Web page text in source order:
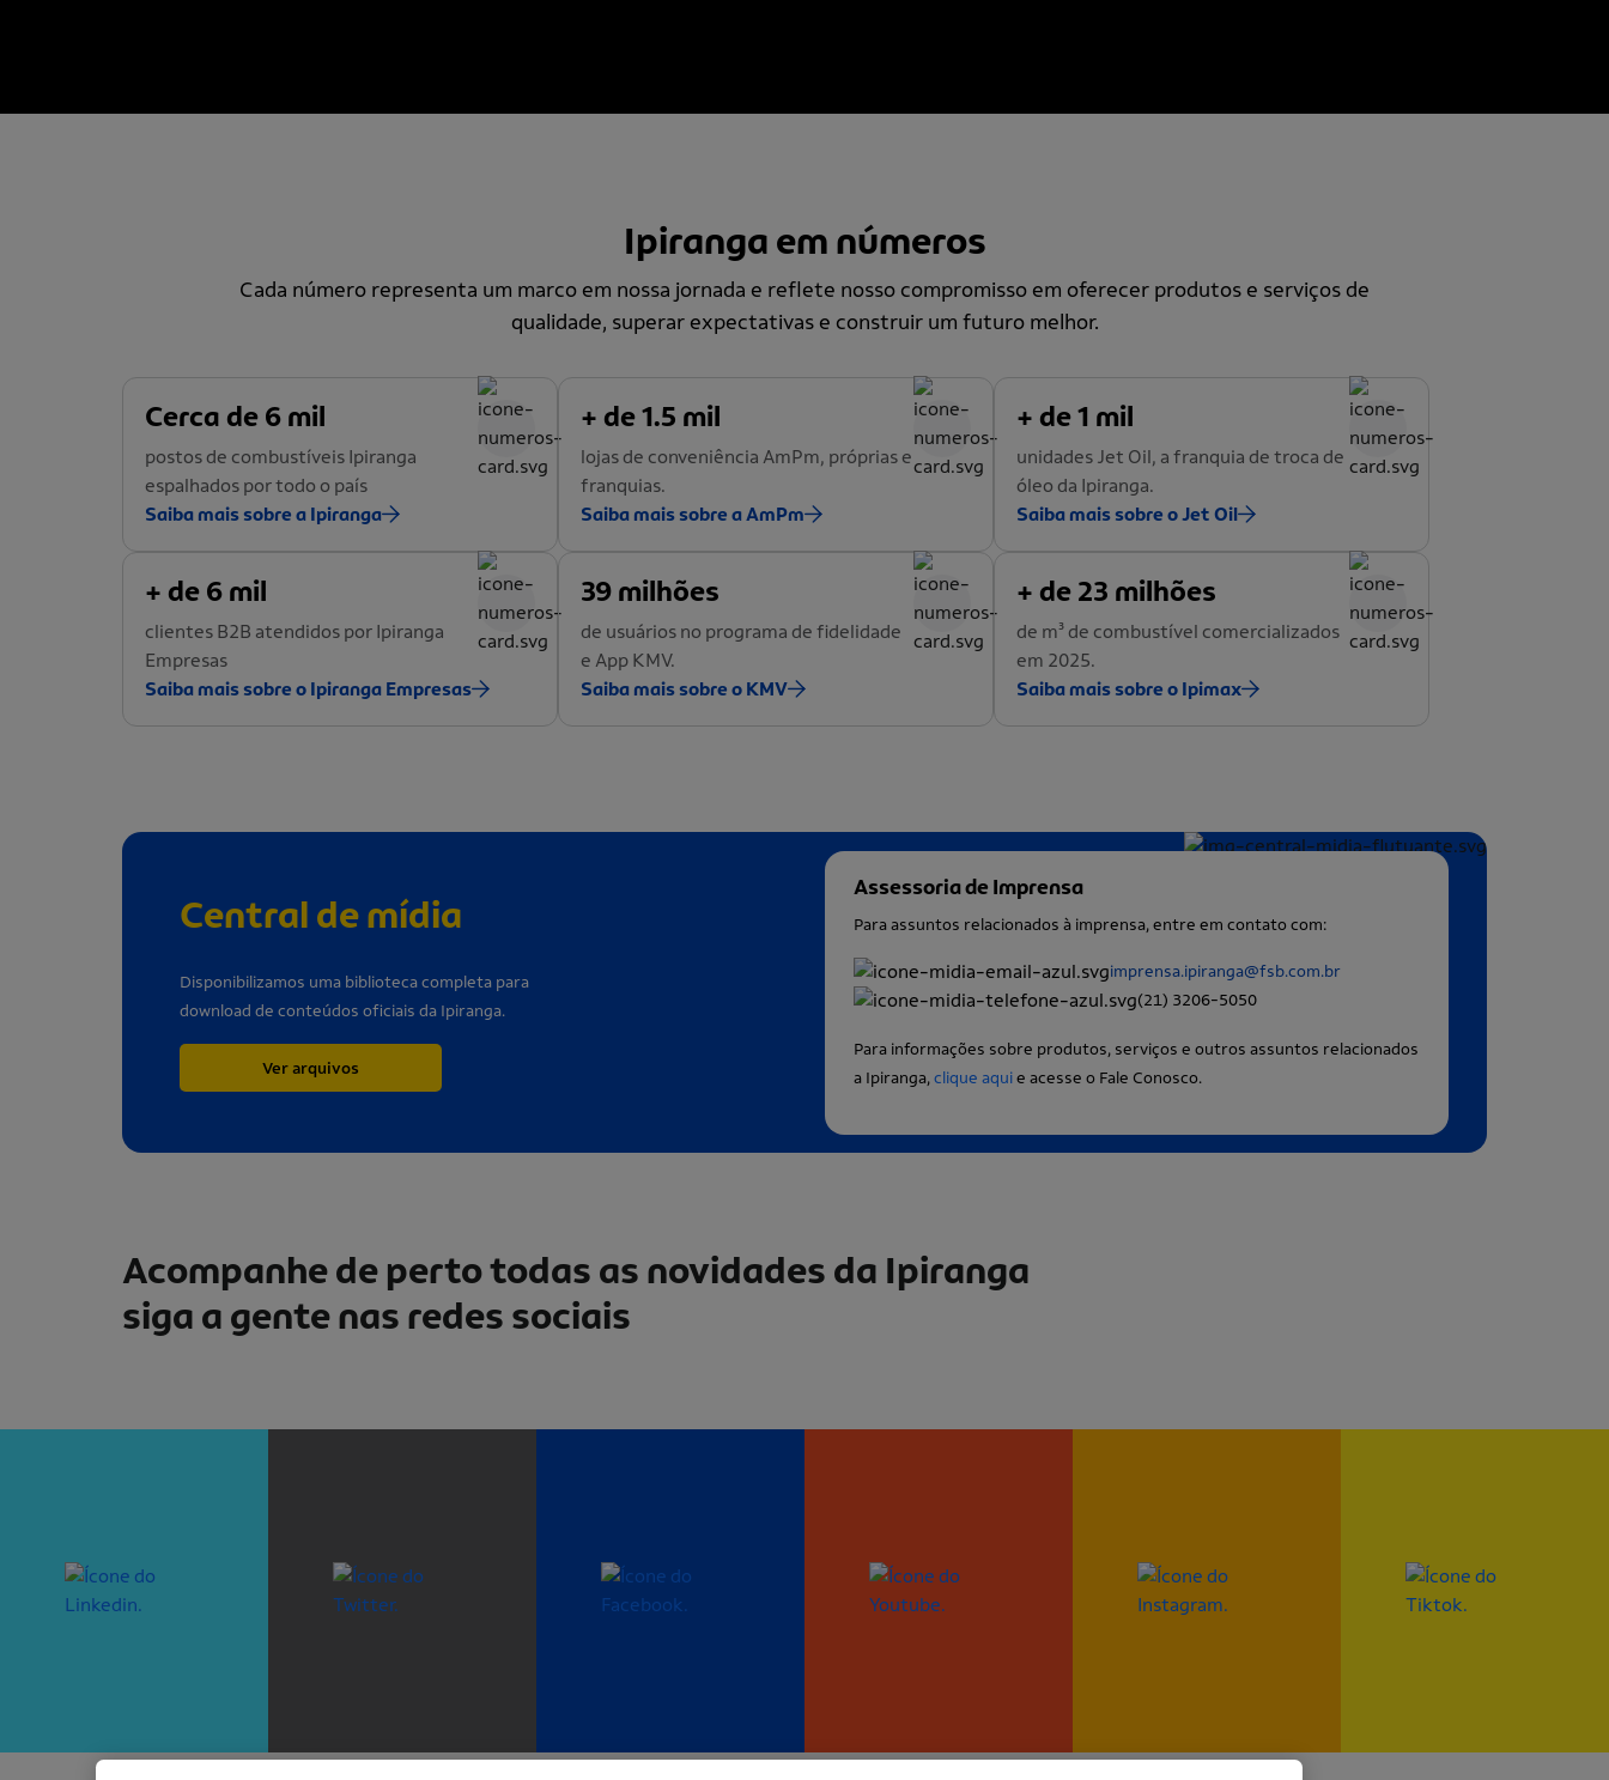
Ipiranga em números
Cada número representa um marco em nossa jornada e reflete nosso compromisso em oferecer produtos e serviços de
qualidade, superar expectativas e construir um futuro melhor.
Cerca de 6 mil
postos de combustíveis Ipiranga
espalhados por todo o país
Saiba mais sobre a Ipiranga
+ de 1.5 mil
lojas de conveniência AmPm, próprias e
franquias.
Saiba mais sobre a AmPm
+ de 1 mil
unidades Jet Oil, a franquia de troca de
óleo da Ipiranga.
Saiba mais sobre o Jet Oil
+ de 6 mil
clientes B2B atendidos por Ipiranga
Empresas
Saiba mais sobre o Ipiranga Empresas
39 milhões
de usuários no programa de fidelidade
e App KMV.
Saiba mais sobre o KMV
+ de 23 milhões
de m³ de combustível comercializados
em 2025.
Saiba mais sobre o Ipimax
Central de mídia
Disponibilizamos uma biblioteca completa para
download de conteúdos oficiais da Ipiranga.
Ver arquivos
Assessoria de Imprensa
Para assuntos relacionados à imprensa, entre em contato com:
imprensa.ipiranga@fsb.com.br
(21) 3206-5050
Para informações sobre produtos, serviços e outros assuntos relacionados
a Ipiranga,clique aquie acesse o Fale Conosco.
Acompanhe de perto todas as novidades da Ipiranga
siga a gente nas redes sociais